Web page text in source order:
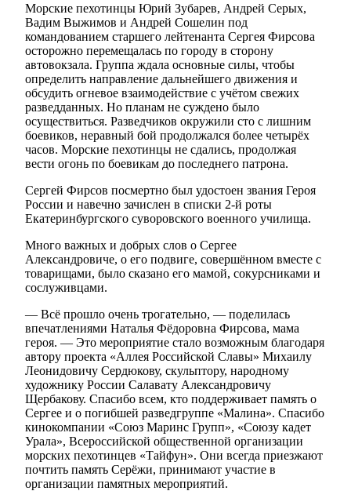
Морские пехотинцы Юрий Зубарев, Андрей Серых,
Вадим Выжимов и Андрей Сошелин под
командованием старшего лейтенанта Сергея Фирсова
осторожно перемещалась по городу в сторону
автовокзала. Группа ждала основные силы, чтобы
определить направление дальнейшего движения и
обсудить огневое взаимодействие с учётом свежих
разведданных. Но планам не суждено было
осуществиться. Разведчиков окружили сто с лишним
боевиков, неравный бой продолжался более четырёх
часов. Морские пехотинцы не сдались, продолжая
вести огонь по боевикам до последнего патрона.
Сергей Фирсов посмертно был удостоен звания Героя
России и навечно зачислен в списки 2-й роты
Екатеринбургского суворовского военного училища.
Много важных и добрых слов о Сергее
Александровиче, о его подвиге, совершённом вместе c
товарищами, было сказано его мамой, сокурсниками и
сослуживцами.
— Всё прошло очень трогательно, — поделилась
впечатлениями Наталья Фёдоровна Фирсова, мама
героя. — Это мероприятие стало возможным благодаря
автору проекта «Аллея Российской Славы» Михаилу
Леонидовичу Сердюкову, скульптору, народному
художнику России Салавату Александровичу
Щербакову. Спасибо всем, кто поддерживает память о
Сергее и о погибшей разведгруппе «Малина». Спасибо
кинокомпании «Союз Маринс Групп», «Союзу кадет
Урала», Всероссийской общественной организации
морских пехотинцев «Тайфун». Они всегда приезжают
почтить память Серёжи, принимают участие в
организации памятных мероприятий.